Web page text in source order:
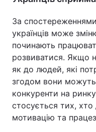
За
українців може
починають
розвиватися. Якщо
як до людей, які
згодом вони
конкуренти на
стосується тих,
мотивацію та